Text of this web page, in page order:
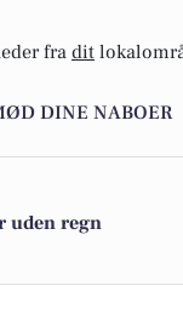
fra dit
DINE NABOER
uden regn